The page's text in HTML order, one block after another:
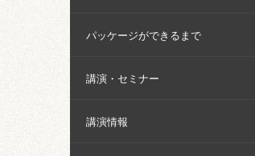
パッケージができるまで
講演・セミナー
講演情報